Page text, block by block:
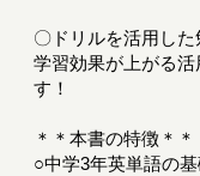
〇ドリルを活用した
学習効果が上がる
す！
＊＊本書の特徴＊＊
○中学3年英単語の